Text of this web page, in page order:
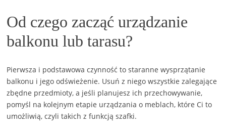
Od czego zacząć urządzanie
balkonu lub tarasu?
Pierwsza i podstawowa czynność to staranne wysprzątanie
balkonu i jego odświeżenie. Usuń z niego wszystkie zalegające
zbędne przedmioty, a jeśli planujesz ich przechowywanie,
pomyśl na kolejnym etapie urządzania o meblach, które Ci to
umożliwią, czyli takich z funkcją szafki.